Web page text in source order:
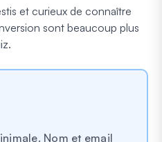
et curieux de connaître
sont beaucoup plus
Nom et email